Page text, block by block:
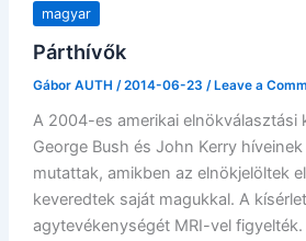
magyar
Párthívők
Gábor AUTH /2014-06-23 /Leave a
A 2004-es amerikai elnökválasztási
George Bush és John Kerry
mutattak, amikben az elnökjelöltek
keveredtek saját magukkal. A
agytevékenységét MRI-vel